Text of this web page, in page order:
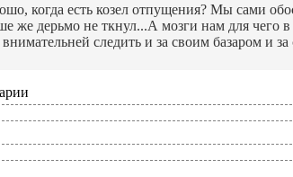
когда есть козел отпущения? Мы сами
же дерьмо не ткнул...А мозги нам для чего
следить и за своим базаром и